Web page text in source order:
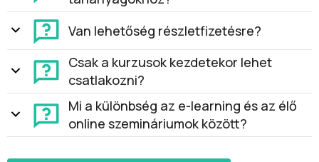
Van lehetőség részletfizetésre?
Csak a kurzusok kezdetekor lehet
csatlakozni?
Mi a különbség az e-learning és az élő
online szemináriumok között?